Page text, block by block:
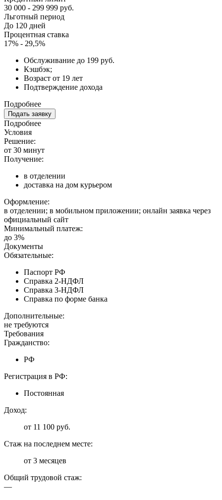
30 000 - 299 999 руб.
Льготный период
До 120 дней
Процентная ставка
17% - 29,5%
Обслуживание до 199 руб.
Кэшбэк;
Возраст от 19 лет
Подтверждение дохода
Подробнее
Подать заявку
Подробнее
Условия
Решение:
от 30 минут
Получение:
в отделении
доставка на дом курьером
Оформление:
в отделении; в мобильном приложении; онлайн заявка через
официальный сайт
Минимальный платеж:
до 3%
Документы
Обязательные:
Паспорт РФ
Справка 2-НДФЛ
Справка 3-НДФЛ
Справка по форме банка
Дополнительные:
не требуются
Требования
Гражданство:
РФ
Регистрация в РФ:
Постоянная
Доход:
от 11 100 руб.
Стаж на последнем месте:
от 3 месяцев
Общий трудовой стаж:
—